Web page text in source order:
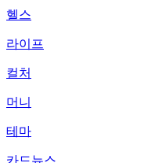
헬스
라이프
컬처
머니
테마